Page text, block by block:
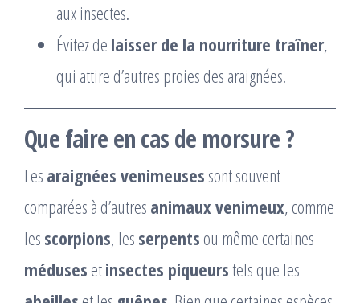
aux insectes.
Évitez de laisser de la nourriture traîner,
qui attire d’autres proies des araignées.
Que faire en cas de morsure ?
Les araignées venimeuses sont souvent
comparées à d’autres animaux venimeux, comme
les scorpions, les serpents ou même certaines
méduses etinsectes piqueurs tels que les